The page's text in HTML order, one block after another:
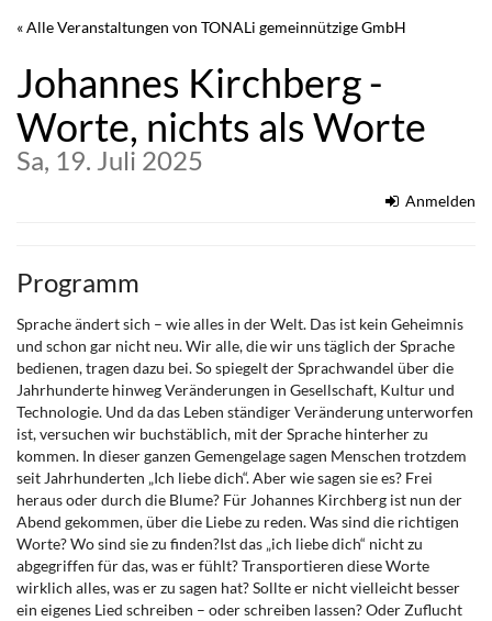
Zum
springen
« Alle Veranstaltungen von TONALi gemeinnützige GmbH
Johannes Kirchberg -
Worte, nichts als Worte
Sa, 19. Juli 2025
Anmelden
Programm
Sprache ändert sich – wie alles in der Welt. Das ist kein Geheimnis
und schon gar nicht neu. Wir alle, die wir uns täglich der Sprache
bedienen, tragen dazu bei. So spiegelt der Sprachwandel über die
Jahrhunderte hinweg Veränderungen in Gesellschaft, Kultur und
Technologie. Und da das Leben ständiger Veränderung unterworfen
ist, versuchen wir buchstäblich, mit der Sprache hinterher zu
kommen. In dieser ganzen Gemengelage sagen Menschen trotzdem
seit Jahrhunderten „Ich liebe dich“. Aber wie sagen sie es? Frei
heraus oder durch die Blume? Für Johannes Kirchberg ist nun der
Abend gekommen, über die Liebe zu reden. Was sind die richtigen
Worte? Wo sind sie zu finden?Ist das „ich liebe dich“ nicht zu
abgegriffen für das, was er fühlt? Transportieren diese Worte
wirklich alles, was er zu sagen hat? Sollte er nicht vielleicht besser
ein eigenes Lied schreiben – oder schreiben lassen? Oder Zuflucht